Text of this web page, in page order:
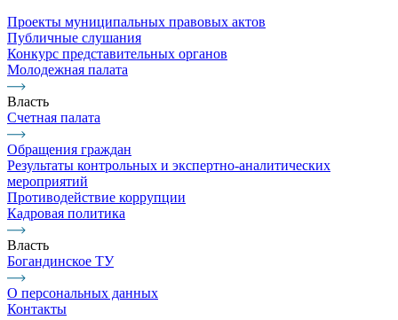
Проекты муниципальных правовых актов
Публичные слушания
Конкурс представительных органов
Молодежная палата
Власть
Счетная палата
Обращения граждан
Результаты контрольных и экспертно-аналитических
мероприятий
Противодействие коррупции
Кадровая политика
Власть
Богандинское ТУ
О персональных данных
Контакты